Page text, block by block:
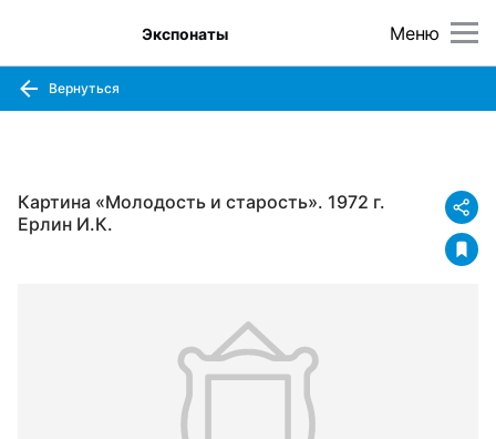
Меню
Экспонаты
Вернуться
Картина «Молодость и старость». 1972 г.
Ерлин И.К.